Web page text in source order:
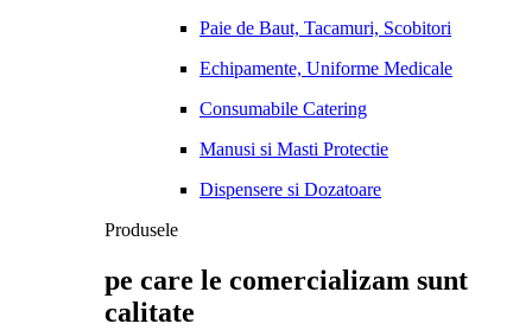
Paie de Baut, Tacamuri, Scobitori
Echipamente, Uniforme Medicale
Consumabile Catering
Manusi si Masti Protectie
Dispensere si Dozatoare
Produsele
pe care le comercializam sunt
calitate